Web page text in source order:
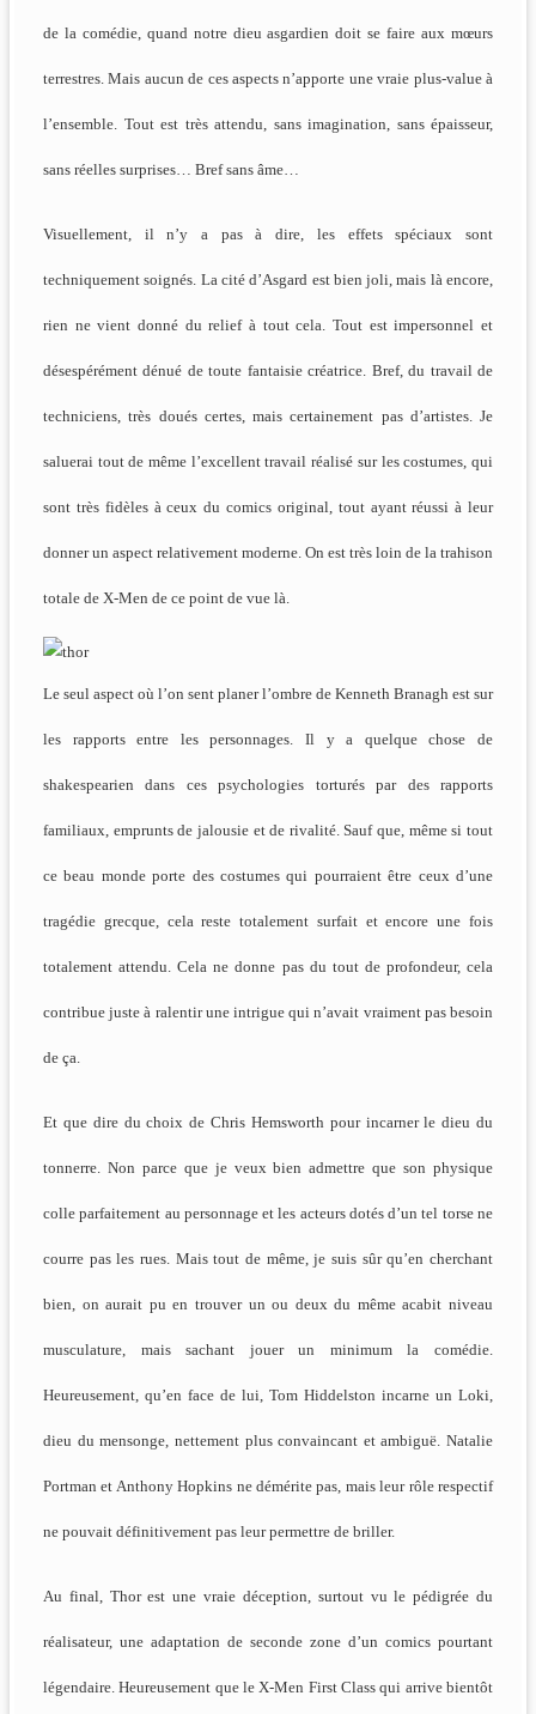
de la comédie, quand notre dieu asgardien doit se faire aux mœurs
terrestres. Mais aucun de ces aspects n’apporte une vraie plus-value à
l’ensemble. Tout est très attendu, sans imagination, sans épaisseur,
sans réelles surprises… Bref sans âme…
Visuellement, il n’y a pas à dire, les effets spéciaux sont
techniquement soignés. La cité d’Asgard est bien joli, mais là encore,
rien ne vient donné du relief à tout cela. Tout est impersonnel et
désespérément dénué de toute fantaisie créatrice. Bref, du travail de
techniciens, très doués certes, mais certainement pas d’artistes. Je
saluerai tout de même l’excellent travail réalisé sur les costumes, qui
sont très fidèles à ceux du comics original, tout ayant réussi à leur
donner un aspect relativement moderne. On est très loin de la trahison
totale de X-Men de ce point de vue là.
Le seul aspect où l’on sent planer l’ombre de Kenneth Branagh est sur
les rapports entre les personnages. Il y a quelque chose de
shakespearien dans ces psychologies torturés par des rapports
familiaux, emprunts de jalousie et de rivalité. Sauf que, même si tout
ce beau monde porte des costumes qui pourraient être ceux d’une
tragédie grecque, cela reste totalement surfait et encore une fois
totalement attendu. Cela ne donne pas du tout de profondeur, cela
contribue juste à ralentir une intrigue qui n’avait vraiment pas besoin
de ça.
Et que dire du choix de Chris Hemsworth pour incarner le dieu du
tonnerre. Non parce que je veux bien admettre que son physique
colle parfaitement au personnage et les acteurs dotés d’un tel torse ne
courre pas les rues. Mais tout de même, je suis sûr qu’en cherchant
bien, on aurait pu en trouver un ou deux du même acabit niveau
musculature, mais sachant jouer un minimum la comédie.
Heureusement, qu’en face de lui, Tom Hiddelston incarne un Loki,
dieu du mensonge, nettement plus convaincant et ambiguë. Natalie
Portman et Anthony Hopkins ne démérite pas, mais leur rôle respectif
ne pouvait définitivement pas leur permettre de briller.
Au final, Thor est une vraie déception, surtout vu le pédigrée du
réalisateur, une adaptation de seconde zone d’un comics pourtant
légendaire. Heureusement que le X-Men First Class qui arrive bientôt